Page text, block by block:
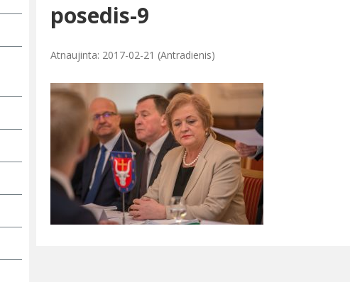
posedis-9
Atnaujinta: 2017-02-21 (Antradienis)